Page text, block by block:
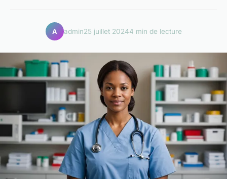
A admin25 juillet 20244 min de lecture